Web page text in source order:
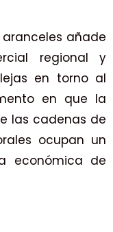
añade
regional y
en torno al
en que la
las cadenas de
ocupan un
económica de